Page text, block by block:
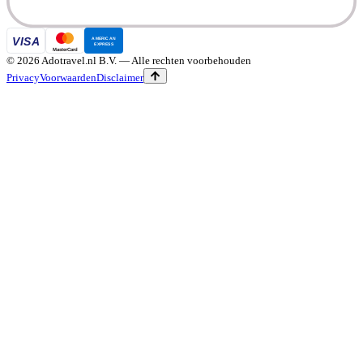
© 2026 Adotravel.nl B.V. — Alle rechten voorbehouden
PrivacyVoorwaardenDisclaimer